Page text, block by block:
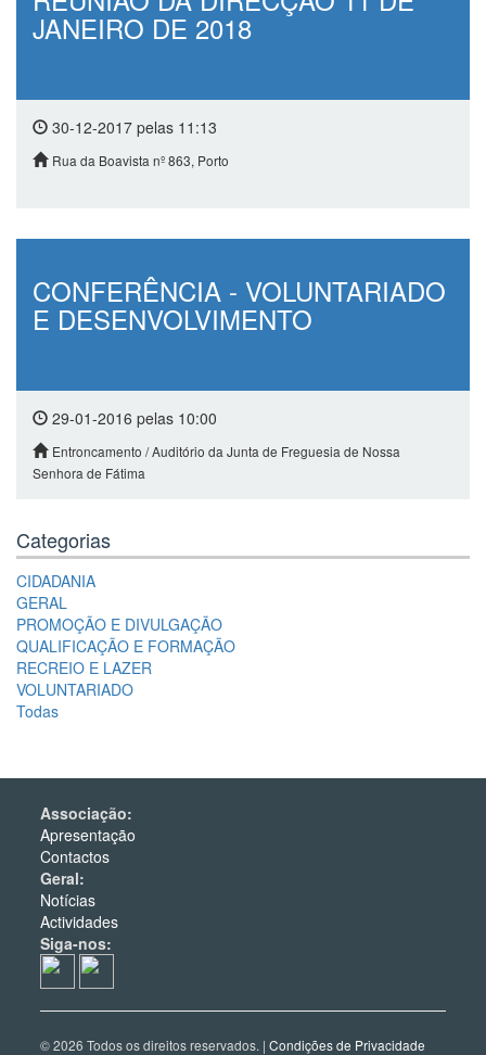
JANEIRO DE 2018
30-12-2017 pelas 11:13
Rua da Boavista nº 863, Porto
CONFERÊNCIA - VOLUNTARIADO
E DESENVOLVIMENTO
29-01-2016 pelas 10:00
Entroncamento / Auditório da Junta de Freguesia de Nossa
Senhora de Fátima
Categorias
CIDADANIA
GERAL
PROMOÇÃO E DIVULGAÇÃO
QUALIFICAÇÃO E FORMAÇÃO
RECREIO E LAZER
VOLUNTARIADO
Todas
Associação:
Apresentação
Contactos
Geral:
Notícias
Actividades
Siga-nos:
© 2026 Todos os direitos reservados. | Condições de Privacidade